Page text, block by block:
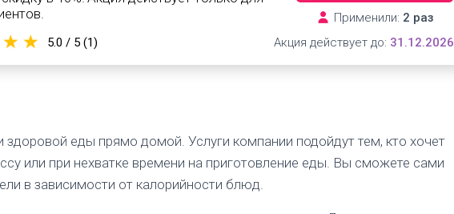
Применили: 2 раз
5.0 / 5 (1) Акция действует до: 31.12.2026
здоровой еды прямо домой. Услуги компании подойдут тем, кто хочет
или при нехватке времени на приготовление еды. Вы сможете сами
в зависимости от калорийности блюд.